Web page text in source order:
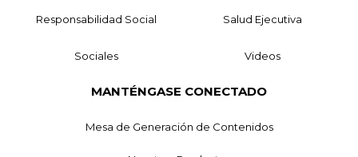
Responsabilidad Social Salud Ejecutiva
Sociales Videos
MANTÉNGASE CONECTADO
Mesa de Generación de Contenidos